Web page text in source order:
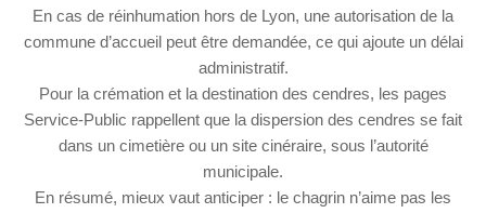
En cas de réinhumation hors de Lyon, une autorisation de la
commune d’accueil peut être demandée, ce qui ajoute un délai
administratif.
Pour la crémation et la destination des cendres, les pages
Service-Public rappellent que la dispersion des cendres se fait
dans un cimetière ou un site cinéraire, sous l’autorité
municipale.
En résumé, mieux vaut anticiper : le chagrin n’aime pas les